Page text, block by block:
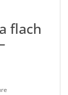
flach